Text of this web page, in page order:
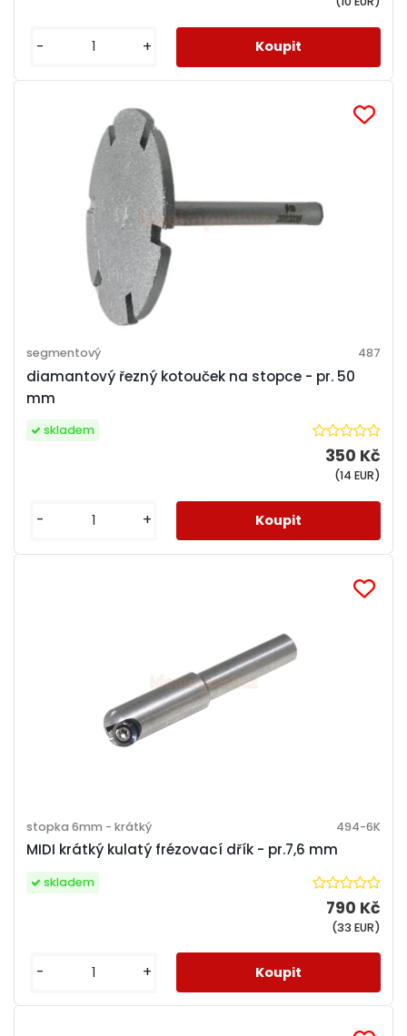
- +
diamantový řezný kotouček na stopce - pr. 50
mm
segmentový 487
350 Kč
(14 EUR)
skladem
- +
MIDI krátký kulatý frézovací dřík - pr.7,6 mm
stopka 6mm - krátký 494-6K
790 Kč
(33 EUR)
skladem
- +